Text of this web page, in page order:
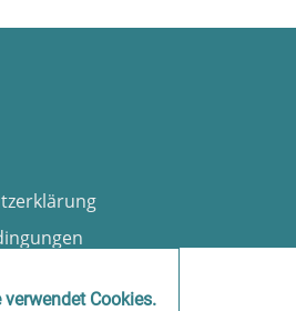
verwendet Cookies.